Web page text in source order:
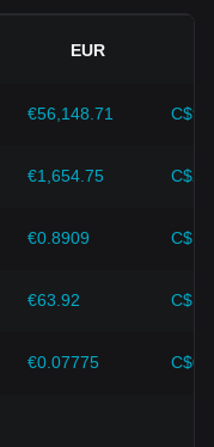
要因は、‌法定通貨の
ば、高いインフレ率
せ、その結果、ヘッ
ます。
ィの強化など、暗号
えてきました。
を考慮した上で、投
深く観察し、進化す
EUR
€56,148.71
€1,654.75
€0.8909
€63.92
€0.07775